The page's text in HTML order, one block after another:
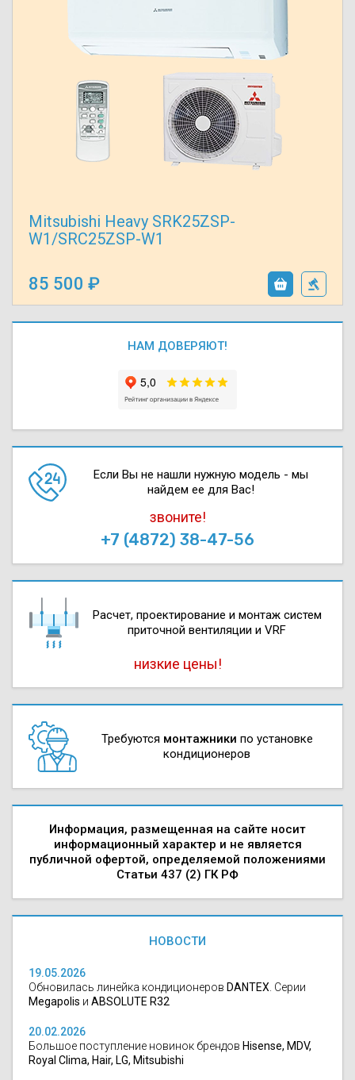
Mitsubishi Heavy SRK25ZSP-
W1/SRC25ZSP-W1
85 500
НАМ ДОВЕРЯЮТ!
Если Вы не нашли нужную модель - мы
найдем ее для Вас!
звоните!
+7 (4872) 38-47-56
Расчет, проектирова­ние и монтаж систем
приточной вентиляции и VRF
низкие цены!
Требуются монтажники по установке
кондиционеров
Информация, размещенная на сайте носит
информационный характер и не является
публичной офертой, определяемой положениями
Статьи 437 (2) ГК РФ
НОВОСТИ
19.05.2026
Обновилась линейка кондиционеров DANTEX . Серии
Megapolis и ABSOLUTE R32
20.02.2026
Большое поступление новинок брендов Hisense, MDV,
Royal Clima, Hair, LG, Mitsubishi